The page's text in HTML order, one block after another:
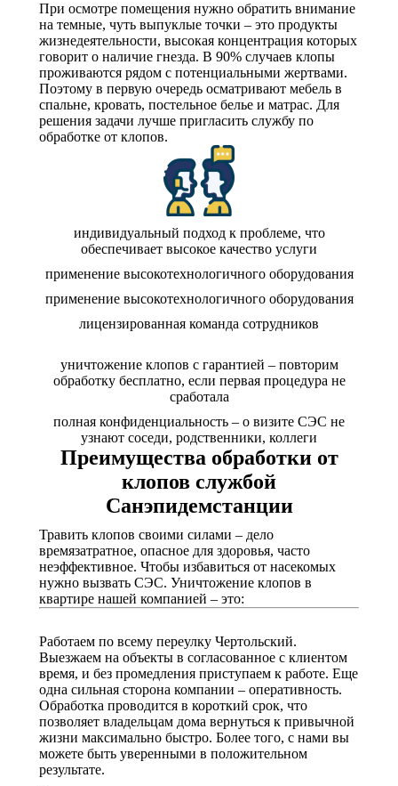
При осмотре помещения нужно обратить внимание
на темные, чуть выпуклые точки – это продукты
жизнедеятельности, высокая концентрация которых
говорит о наличие гнезда. В 90% случаев клопы
проживаются рядом с потенциальными жертвами.
Поэтому в первую очередь осматривают мебель в
спальне, кровать, постельное белье и матрас. Для
решения задачи лучше пригласить службу по
обработке от клопов.
индивидуальный подход к проблеме, что
обеспечивает высокое качество услуги
применение высокотехнологичного оборудования
применение высокотехнологичного оборудования
лицензированная команда сотрудников
уничтожение клопов с гарантией – повторим
обработку бесплатно, если первая процедура не
сработала
полная конфиденциальность – о визите СЭС не
узнают соседи, родственники, коллеги
Преимущества обработки от
клопов службой
Санэпидемстанции
Травить клопов своими силами – дело
времязатратное, опасное для здоровья, часто
неэффективное. Чтобы избавиться от насекомых
нужно вызвать СЭС. Уничтожение клопов в
квартире нашей компанией – это:
Работаем по всему переулку Чертольский.
Выезжаем на объекты в согласованное с клиентом
время, и без промедления приступаем к работе. Еще
одна сильная сторона компании – оперативность.
Обработка проводится в короткий срок, что
позволяет владельцам дома вернуться к привычной
жизни максимально быстро. Более того, с нами вы
можете быть уверенными в положительном
результате.